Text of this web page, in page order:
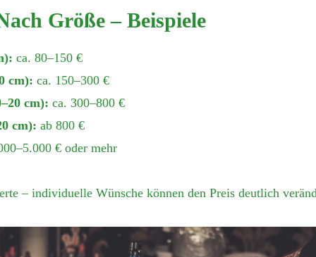
Größe – Beispiele
ca. 80–150 €
cm): ca. 150–300 €
cm): ca. 300–800 €
cm): ab 800 €
€ oder mehr
– individuelle Wünsche können den Preis deutlich